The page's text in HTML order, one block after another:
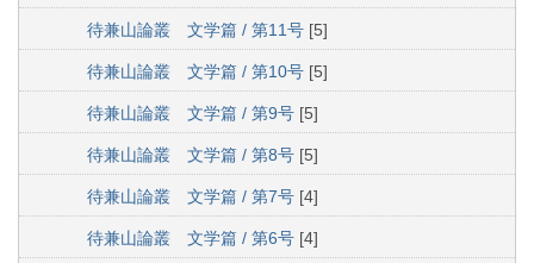
待兼山論叢 文学篇 / 第11号 [5]
待兼山論叢 文学篇 / 第10号 [5]
待兼山論叢 文学篇 / 第9号 [5]
待兼山論叢 文学篇 / 第8号 [5]
待兼山論叢 文学篇 / 第7号 [4]
待兼山論叢 文学篇 / 第6号 [4]